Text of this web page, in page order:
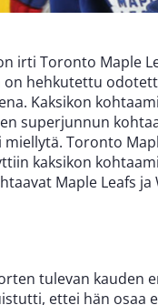
irti Toronto Maple
on hehkutettu
Kaksikon
superjunnun
Toronto
kaksikon
Maple Leafs ja
tulevan kauden
ettei hän osaa